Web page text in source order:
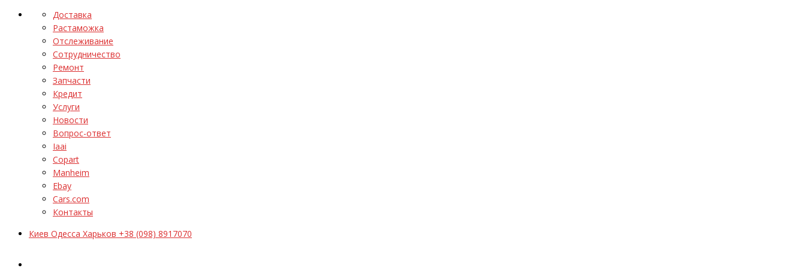
Доставка
Растаможка
Отслеживание
Сотрудничество
Ремонт
Запчасти
Кредит
Услуги
Новости
Вопрос-ответ
Iaai
Copart
Manheim
Ebay
Cars.com
Контакты
Киев Одесса Харьков +38 (098) 8917070